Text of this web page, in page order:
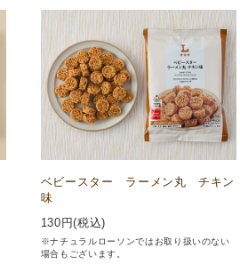
ベビースター ラーメン丸 チキン
味
130 円(税込)
※ナチュラルローソンではお取り扱いのない
場合もございます。